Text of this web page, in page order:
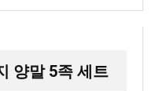
양말 5족 세트